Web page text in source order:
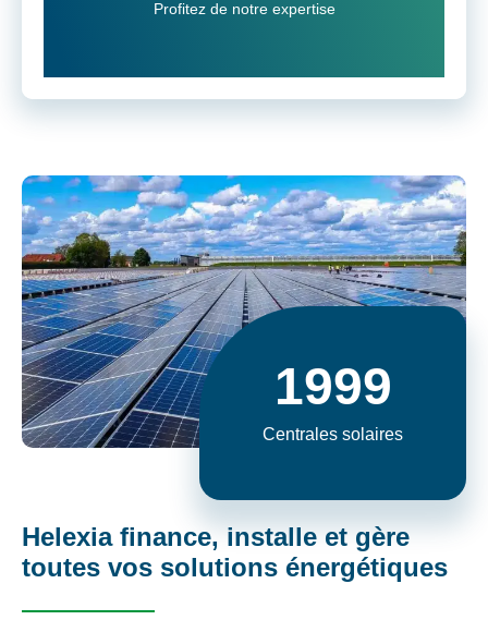
Profitez de notre expertise
Centrales solaires
2000
Helexia finance, installe et gère
toutes vos solutions énergétiques